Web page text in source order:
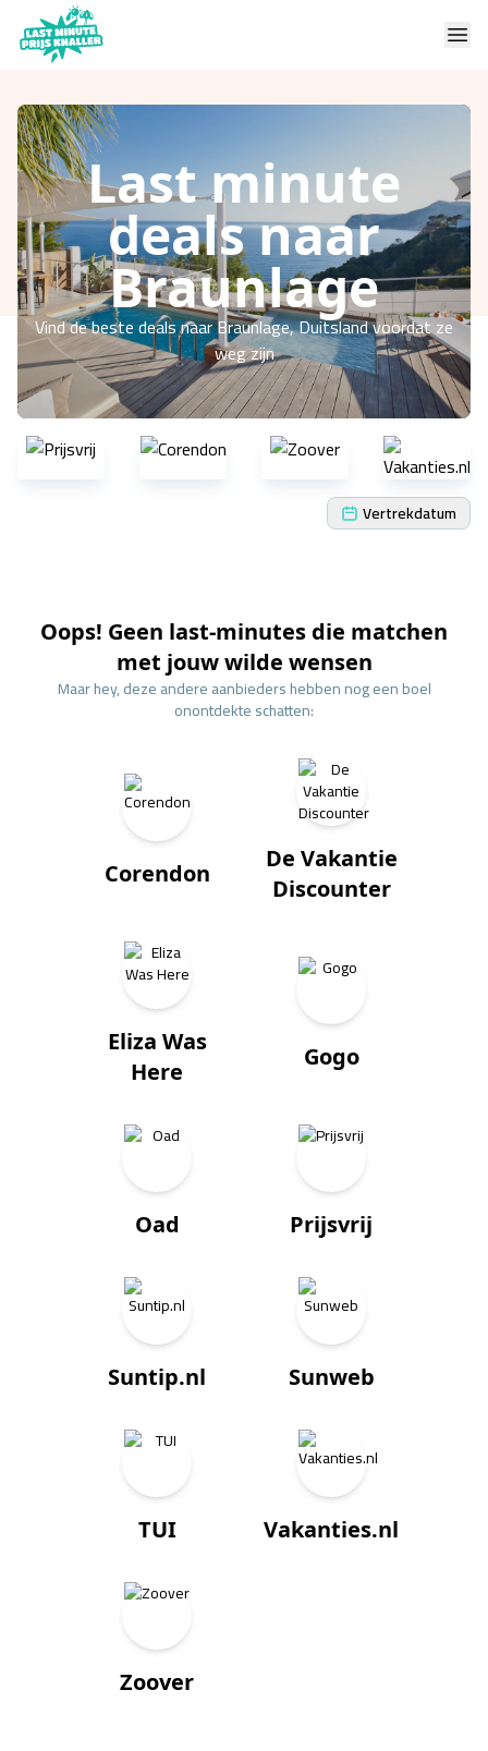
Last minute
deals naar
Braunlage
Vind de beste deals naar Braunlage, Duitsland voordat ze
weg zijn
Vertrekdatum
Oops! Geen last-minutes die matchen
met jouw wilde wensen
Maar hey, deze andere aanbieders hebben nog een boel
onontdekte schatten:
Corendon
De Vakantie
Discounter
Eliza Was
Here
Gogo
Oad Prijsvrij
Suntip.nl Sunweb
TUI Vakanties.nl
Zoover